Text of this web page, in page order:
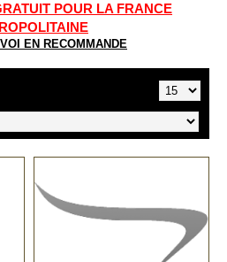
POUR LA FRANCE
EN RECOMMANDE